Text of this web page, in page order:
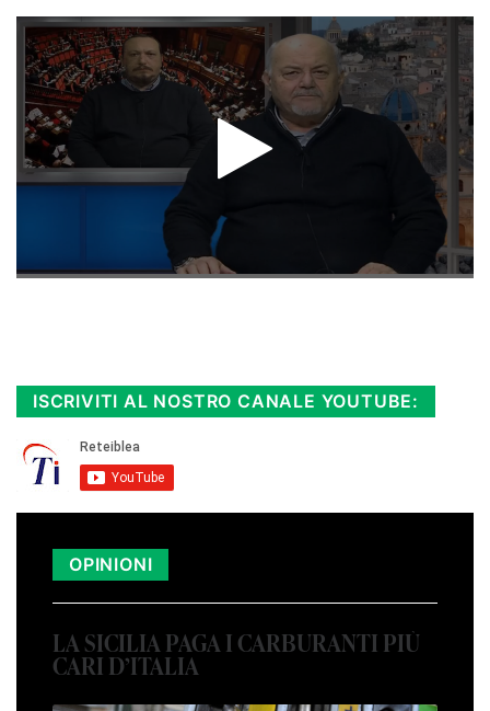
ISCRIVITI AL NOSTRO CANALE YOUTUBE:
OPINIONI
LA SICILIA PAGA I CARBURANTI PIÙ
CARI D’ITALIA